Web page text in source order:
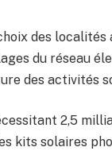
des
du réseau
des activités
2,5
kits solaires